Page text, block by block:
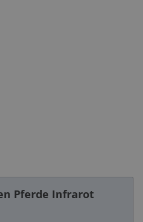
Pferde Infrarot